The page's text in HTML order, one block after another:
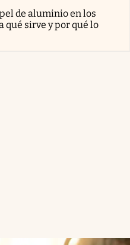
de aluminio en los
qué sirve y por qué lo